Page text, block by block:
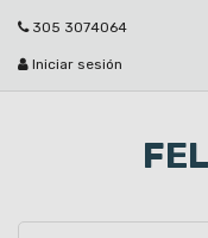
305 3074064
Iniciar sesión